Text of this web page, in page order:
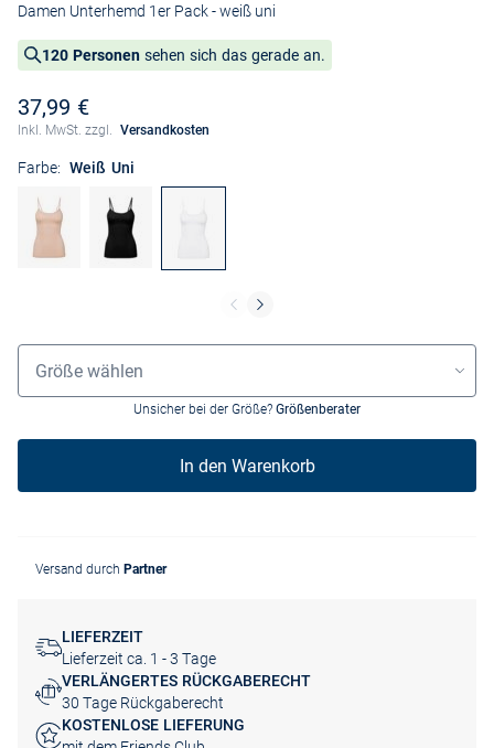
Damen Unterhemd 1er Pack- weiß uni
120 Personen sehen sich das gerade an.
37,99 €
Inkl. MwSt. zzgl. Versandkosten
Farbe: Weiß Uni
Grössenauswahl
Größe wählen
Unsicher bei der Größe? Größenberater
In den Warenkorb
Versand durch Partner
LIEFERZEIT
Lieferzeit ca. 1 - 3 Tage
VERLÄNGERTES RÜCKGABERECHT
30 Tage Rückgaberecht
KOSTENLOSE LIEFERUNG